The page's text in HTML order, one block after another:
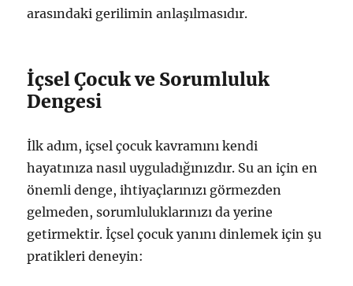
arasındaki gerilimin anlaşılmasıdır.
İçsel Çocuk ve Sorumluluk
Dengesi
İlk adım, içsel çocuk kavramını kendi
hayatınıza nasıl uyguladığınızdır. Su an için en
önemli denge, ihtiyaçlarınızı görmezden
gelmeden, sorumluluklarınızı da yerine
getirmektir. İçsel çocuk yanını dinlemek için şu
pratikleri deneyin: